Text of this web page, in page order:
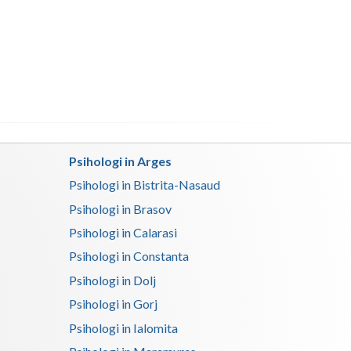
Covasna
Dolj
Galati
Giurgiu
Gorj
Psihologi in Arges
Psihologi in Bistrita-Nasaud
Psihologi in Brasov
Psihologi in Calarasi
Psihologi in Constanta
Psihologi in Dolj
Psihologi in Gorj
Psihologi in Ialomita